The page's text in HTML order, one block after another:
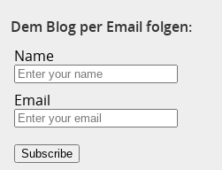
Dem Blog per Email folgen:
Name
Email